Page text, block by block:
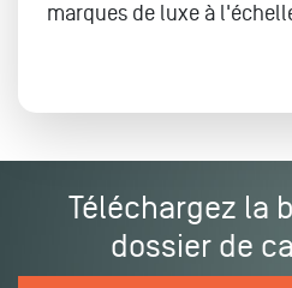
marques de luxe à
Téléchargez la
dossier de